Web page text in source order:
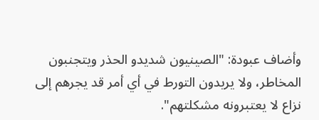
وأضاف عبودة: "الصينيون شديدو الحذر ويتجنبون
المخاطر، ولا يريدون التورط في أي أمر قد يجرهم إلى
نزاع لا يعتبرونه مشكلتهم".